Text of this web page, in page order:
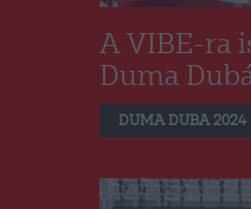
A VIBE-ra
Duma
DUMA DUBA 2024